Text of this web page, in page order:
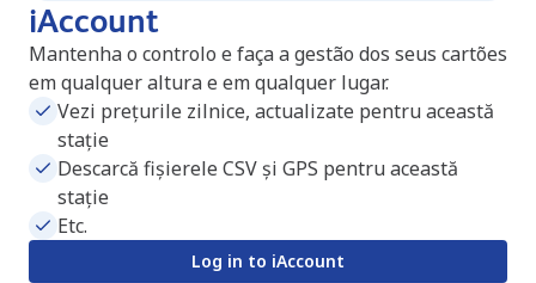
iAccount
Mantenha o controlo e faça a gestão dos seus cartões
em qualquer altura e em qualquer lugar.
Vezi prețurile zilnice, actualizate pentru această
stație
Descarcă fișierele CSV și GPS pentru această
stație
Etc.
Log in to iAccount